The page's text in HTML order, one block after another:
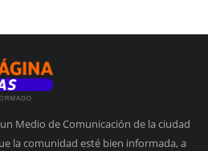
Medio de Comunicación de la ciudad
la comunidad esté bien informada, a